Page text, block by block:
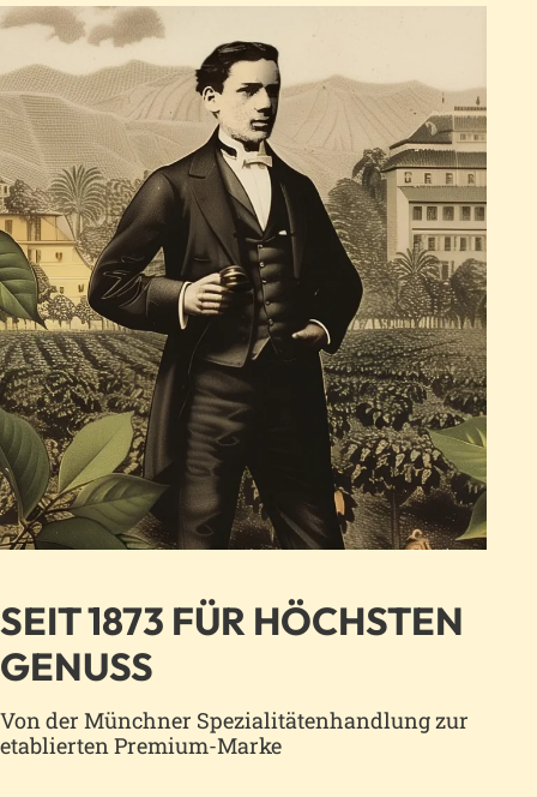
SEIT 1873 FÜR HÖCHSTEN
GENUSS
Von der Münchner Spezialitätenhandlung zur
etablierten Premium-Marke